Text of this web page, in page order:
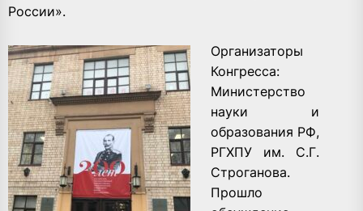
России».
Организаторы
Конгресса:
Министерство
науки и
образования РФ,
РГХПУ им. С.Г.
Строганова.
Прошло